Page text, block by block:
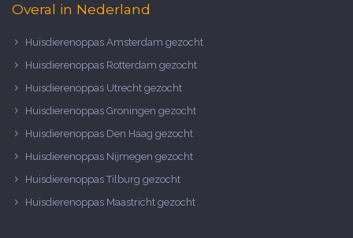
Overal in Nederland
Huisdierenoppas Amsterdam gezocht
Huisdierenoppas Rotterdam gezocht
Huisdierenoppas Utrecht gezocht
Huisdierenoppas Groningen gezocht
Huisdierenoppas Den Haag gezocht
Huisdierenoppas Nijmegen gezocht
Huisdierenoppas Tilburg gezocht
Huisdierenoppas Maastricht gezocht